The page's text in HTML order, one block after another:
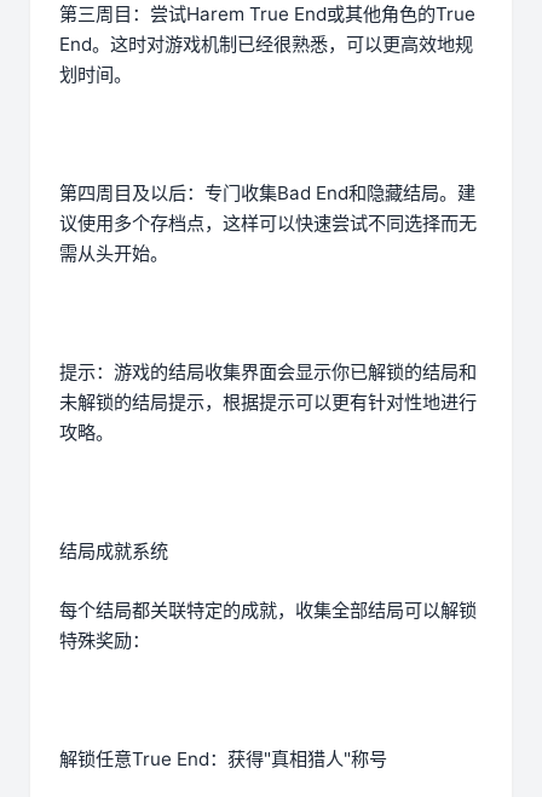
第三周目：尝试Harem True End或其他角色的True
End。这时对游戏机制已经很熟悉，可以更高效地规
划时间。
第四周目及以后：专门收集Bad End和隐藏结局。建
议使用多个存档点，这样可以快速尝试不同选择而无
需从头开始。
提示：游戏的结局收集界面会显示你已解锁的结局和
未解锁的结局提示，根据提示可以更有针对性地进行
攻略。
结局成就系统
每个结局都关联特定的成就，收集全部结局可以解锁
特殊奖励：
解锁任意True End：获得"真相猎人"称号